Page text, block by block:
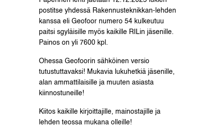
postitse yhdessä Rakennusteknikkan-lehden
kanssa eli Geofoor numero 54 kulkeutuu
paitsi sgyläisille myös kaikille RILin jäsenille.
Painos on yli 7600 kpl.
Ohessa Geofoorin sähköinen versio
tutustuttavaksi! Mukavia lukuhetkiä jäsenille,
alan ammattilaisille ja muuten asiasta
kiinnostuneille!
Kiitos kaikille kirjoittajille, mainostajille ja
lehden teossa mukana olleille!